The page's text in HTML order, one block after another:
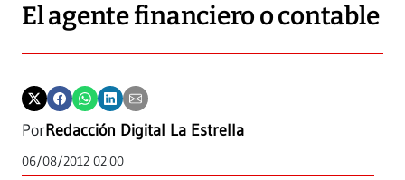
El agente financiero o contable
PorRedacción Digital La Estrella
06/08/2012 02:00